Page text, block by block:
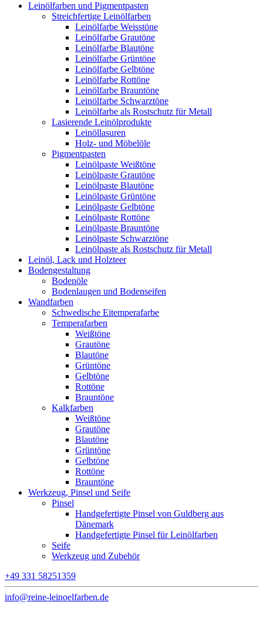
Leinölfarben und Pigmentpasten
Streichfertige Leinölfarben
Leinölfarbe Weisstöne
Leinölfarbe Grautöne
Leinölfarbe Blautöne
Leinölfarbe Grüntöne
Leinölfarbe Gelbtöne
Leinölfarbe Rottöne
Leinölfarbe Brauntöne
Leinölfarbe Schwarztöne
Leinölfarbe als Rostschutz für Metall
Lasierende Leinölprodukte
Leinöllasuren
Holz- und Möbelöle
Pigmentpasten
Leinölpaste Weißtöne
Leinölpaste Grautöne
Leinölpaste Blautöne
Leinölpaste Grüntöne
Leinölpaste Gelbtöne
Leinölpaste Rottöne
Leinölpaste Brauntöne
Leinölpaste Schwarztöne
Leinölpaste als Rostschutz für Metall
Leinöl, Lack und Holzteer
Bodengestaltung
Bodenöle
Bodenlaugen und Bodenseifen
Wandfarben
Schwedische Eitemperafarbe
Temperafarben
Weißtöne
Grautöne
Blautöne
Grüntöne
Gelbtöne
Rottöne
Brauntöne
Kalkfarben
Weißtöne
Grautöne
Blautöne
Grüntöne
Gelbtöne
Rottöne
Brauntöne
Werkzeug, Pinsel und Seife
Pinsel
Handgefertigte Pinsel von Guldberg aus
Dänemark
Handgefertigte Pinsel für Leinölfarben
Seife
Werkzeug und Zubehör
+49 331 58251359
info@reine-leinoelfarben.de